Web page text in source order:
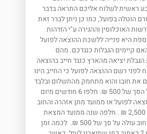
ראשית לשלוח אליכם התראה בדבר
הוטלה בפועל, כמו כן ניתן לברר זאת
האוכלוסין וההגירה ע"י הזדהות
היא פנייה ללשכת ההוצאה לפועל
קיימים הגבלות כנגדכם. מהם
יציאה מהארץ כנגד חייב בהוצאה
לפני רשם ההוצאה לפועל כי החייב הינו
את חובו והוא מתחמק מהתשלום ובלבד
שהחוב עולה על הסך של 500 ₪. חלפו 6 חודשים מיום
לפועל או ממועד מתן אזהרה והחוב
עולה על סך של 2,500 ₪ . חלפה שנה ממועד המצאת
אזהרה לחייב והחוב עולה על סך של 500 ₪. לכמה זמן